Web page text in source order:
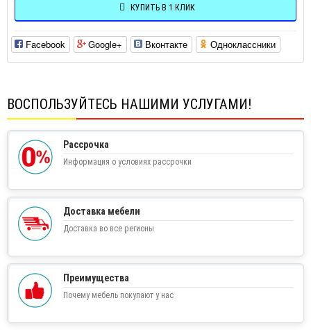
КУПИТЬ В 1 КЛИК
Facebook Google+ Вконтакте Одноклассники
ВОСПОЛЬЗУЙТЕСЬ НАШИМИ УСЛУГАМИ!
Рассрочка
Информация о условиях рассрочки
Доставка мебели
Доставка во все регионы
Преимущества
Почему мебель покупают у нас